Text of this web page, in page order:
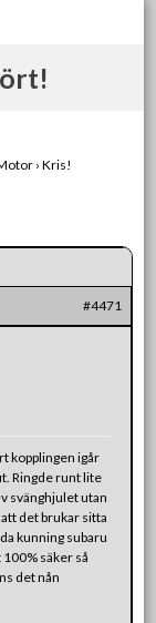
› Kris!
#4471
kopplingen igår
Ringde runt lite
svänghjulet utan
det brukar sitta
kunning subaru
säker så
det nån